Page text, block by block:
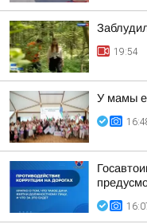
19:54
У мамы